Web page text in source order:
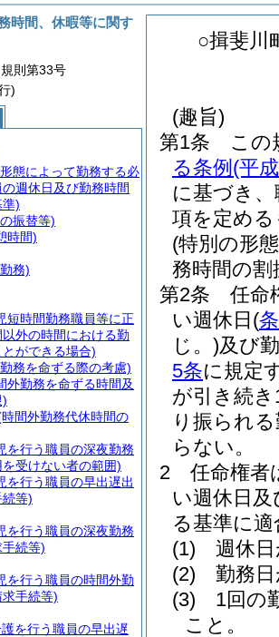
○揖斐川
(趣旨)
第1条
この
る条例 (平
に基づき
項を定め
(特別の形
務時間の
第2条
任命
い週休日 (
じ。)及び
5条に規定
が引き続
り振られ
らない。
2
任命権者
い週休日
る基準に
(1)
週休
(2)
勤務
(3)
1回の
こと。
時間、休暇等に関す
則第33号
)
態によって勤務する必
週休日及び勤務時間
)
振替等)
時間)
務)
短時間勤務職員等に正
外の時間における勤
ができる場合)
務を命ずる際の考慮)
外勤務を命ずる時間及
)
間外勤務代休時間の
を行う職員の深夜勤務
受けない者の範囲)
を行う職員の早出遅出
等)
を行う職員の深夜勤務
続等)
を行う職員の時間外勤
手続等)
を行う職員の早出遅